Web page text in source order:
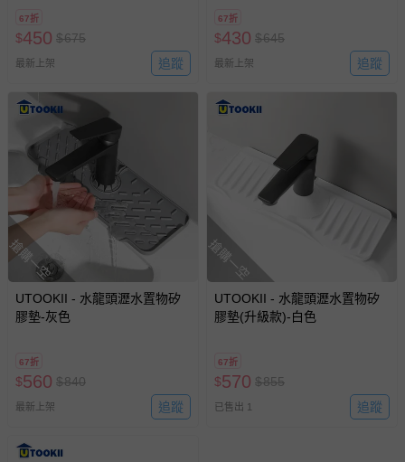
67折
$450 $675
最新上架 追蹤
67折
$430 $645
最新上架 追蹤
搶購一空
UTOOKII - 水龍頭瀝水置物矽
膠墊-灰色
67折
$560 $840
最新上架 追蹤
搶購一空
UTOOKII - 水龍頭瀝水置物矽
膠墊(升級款)-白色
67折
$570 $855
已售出 1 追蹤